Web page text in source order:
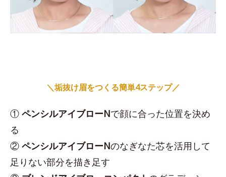
＼垢抜け眉をつくる簡単4ステップ／
① ペンシルアイブローNで顔に合った位置を決め
る
② ペンシルアイブローNのなぎなた芯を活用して
足りない部分を描き足す